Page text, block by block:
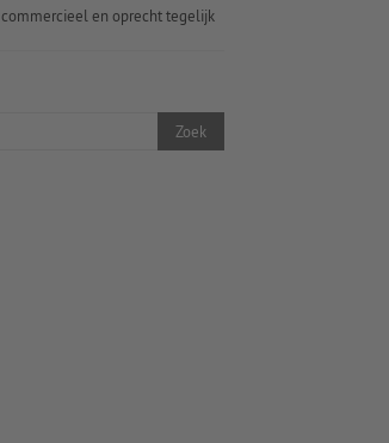
commercieel en oprecht tegelijk